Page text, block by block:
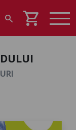
search shopping_cart